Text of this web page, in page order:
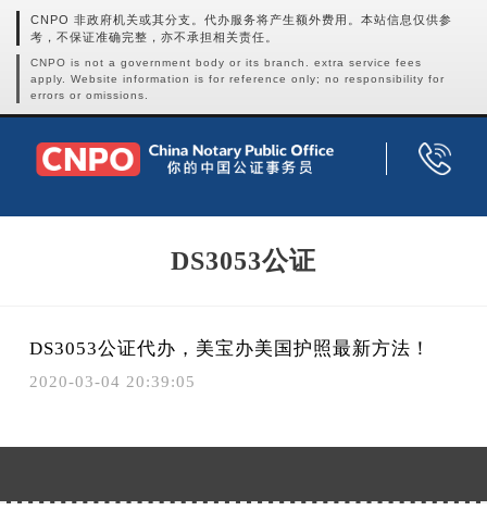
CNPO 非政府机关或其分支。代办服务将产生额外费用。本站信息仅供参
考，不保证准确完整，亦不承担相关责任。
CNPO is not a government body or its branch. extra service fees
apply. Website information is for reference only; no responsibility for
errors or omissions.
DS3053公证
DS3053公证代办，美宝办美国护照最新方法！
2020-03-04 20:39:05